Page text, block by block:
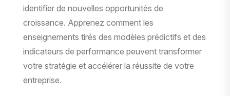
identifier de nouvelles opportunités de
croissance. Apprenez comment les
enseignements tirés des modèles prédictifs et des
indicateurs de performance peuvent transformer
votre stratégie et accélérer la réussite de votre
entreprise.